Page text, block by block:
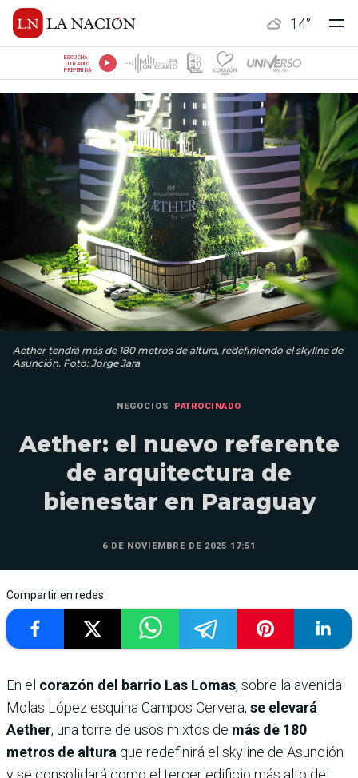
14°
ESCUCHÁ
TU RADIO
PREFERIDA
Aether tendrá más de 180 metros de altura, redefiniendo el skyline de
Asunción. Foto: Jorge Jara
NEGOCIOS PATROCINADO
Aether: el nuevo referente
de arquitectura de
bienestar en Paraguay
6 DE NOVIEMBRE DE 2025 17:51
Compartir en redes
En el corazón del barrio Las Lomas, sobre la avenida
Molas López esquina Campos Cervera, se elevará
Aether, una torre de usos mixtos de más de 180
metros de altura que redefinirá el skyline de Asunción
y se consolidará como el tercer edificio más alto del